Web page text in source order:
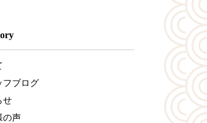
フブログ
せ
の声